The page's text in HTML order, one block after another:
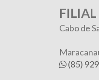
FILIAL
Cabo de
(85)